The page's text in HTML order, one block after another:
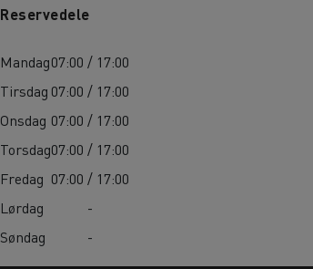
Reservedele
Mandag07:00 / 17:00
Tirsdag 07:00 / 17:00
Onsdag 07:00 / 17:00
Torsdag07:00 / 17:00
Fredag 07:00 / 17:00
Lørdag
-
Søndag
-